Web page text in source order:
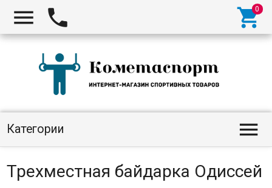
  
Категории 
Трехместная байдарка Одиссей